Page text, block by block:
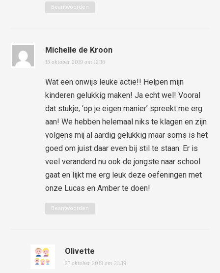
Beantwoorden
Michelle de Kroon
15 oktober 2019 om 12:16
Wat een onwijs leuke actie!! Helpen mijn
kinderen gelukkig maken! Ja echt wel! Vooral
dat stukje; ‘op je eigen manier’ spreekt me erg
aan! We hebben helemaal niks te klagen en zijn
volgens mij al aardig gelukkig maar soms is het
goed om juist daar even bij stil te staan. Er is
veel veranderd nu ook de jongste naar school
gaat en lijkt me erg leuk deze oefeningen met
onze Lucas en Amber te doen!
Beantwoorden
Olivette
27 oktober 2019 om 21:39